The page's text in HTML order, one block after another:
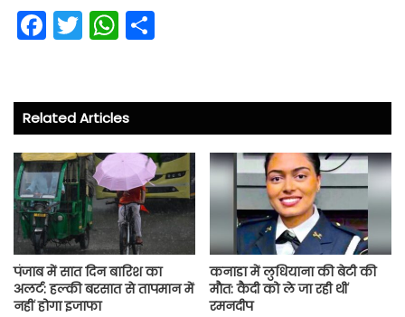
Fa
ce
o
ok
T
wi
er
W
ha
A
p
p
Related Articles
पंजाब में सात दिन बारिश का
अलर्ट: हल्की बरसात से तापमान में
नहीं होगा इजाफा
कनाडा में लुधियाना की बेटी की
माैत: कैदी को ले जा रही थीं
रमनदीप